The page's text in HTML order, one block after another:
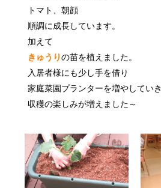
トマト、朝顔
順調に成長しています。
加えて
きゅうりの苗を植えました。
入居者様にも少し手を借り
家庭菜園プランターを増やしていき
収穫の楽しみが増えました～